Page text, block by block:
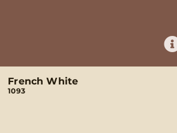
French White
1093